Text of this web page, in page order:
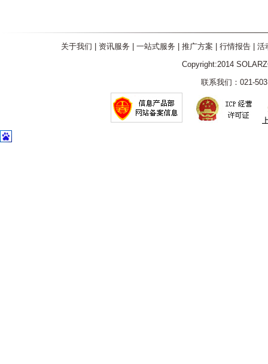
关于我们 资讯服务 一站式服务 推广方案 行情报告| 活
Copyright:2014
联系我们：021-